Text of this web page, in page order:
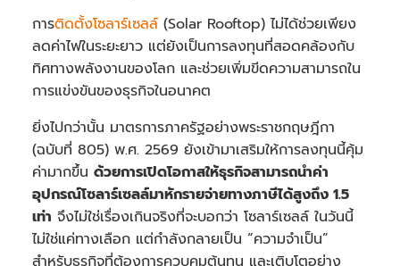
การติดตั้งโซลาร์เซลล์(Solar Rooftop) ไม่ได้ช่วยเพียง
ลดค่าไฟในระยะยาว แต่ยังเป็นการลงทุนที่สอดคล้องกับ
ทิศทางพลังงานของโลก และช่วยเพิ่มขีดความสามารถใน
การแข่งขันของธุรกิจในอนาคต
ยิ่งไปกว่านั้น มาตรการภาครัฐอย่างพระราชกฤษฎีกา
(ฉบับที่ 805) พ.ศ. 2569 ยังเข้ามาเสริมให้การลงทุนนี้คุ้ม
ค่ามากขึ้น ด้วยการเปิดโอกาสให้ธุรกิจสามารถนำค่า
อุปกรณ์โซลาร์เซลล์มาหักรายจ่ายทางภาษีได้สูงถึง 1.5
เท่า จึงไม่ใช่เรื่องเกินจริงที่จะบอกว่า โซลาร์เซลล์ ในวันนี้
ไม่ใช่แค่ทางเลือก แต่กำลังกลายเป็น “ความจำเป็น”